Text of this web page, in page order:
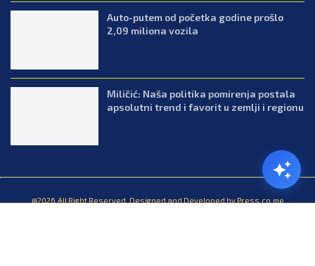
Auto-putem od početka godine prošlo
2,09 miliona vozila
Miličić: Naša politika pomirenja postala
apsolutni trend i favorit u zemlji i regionu
@2026.All Right Reserved. Designed and Developed by Press.co.me